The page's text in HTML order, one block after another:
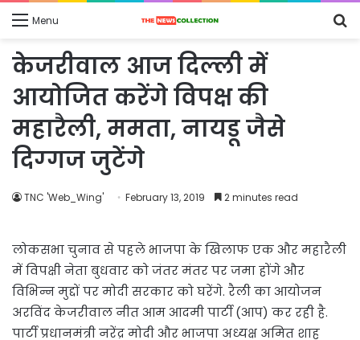
Menu
केजरीवाल आज द‍िल्‍ली में
आयोज‍ित करेंगे व‍िपक्ष की
महारैली, ममता, नायडू जैसे
दिग्‍गज जुटेंगे
TNC 'Web_Wing' February 13, 2019 2 minutes read
लोकसभा चुनाव से पहले भाजपा के खिलाफ एक और महारैली
में विपक्षी नेता बुधवार को जंतर मंतर पर जमा होंगे और
विभिन्न मुद्दों पर मोदी सरकार को घरेंगे. रैली का आयोजन
अरविंद केजरीवाल नीत आम आदमी पार्टी (आप) कर रही है.
पार्टी प्रधानमंत्री नरेंद्र मोदी और भाजपा अध्यक्ष अमित शाह